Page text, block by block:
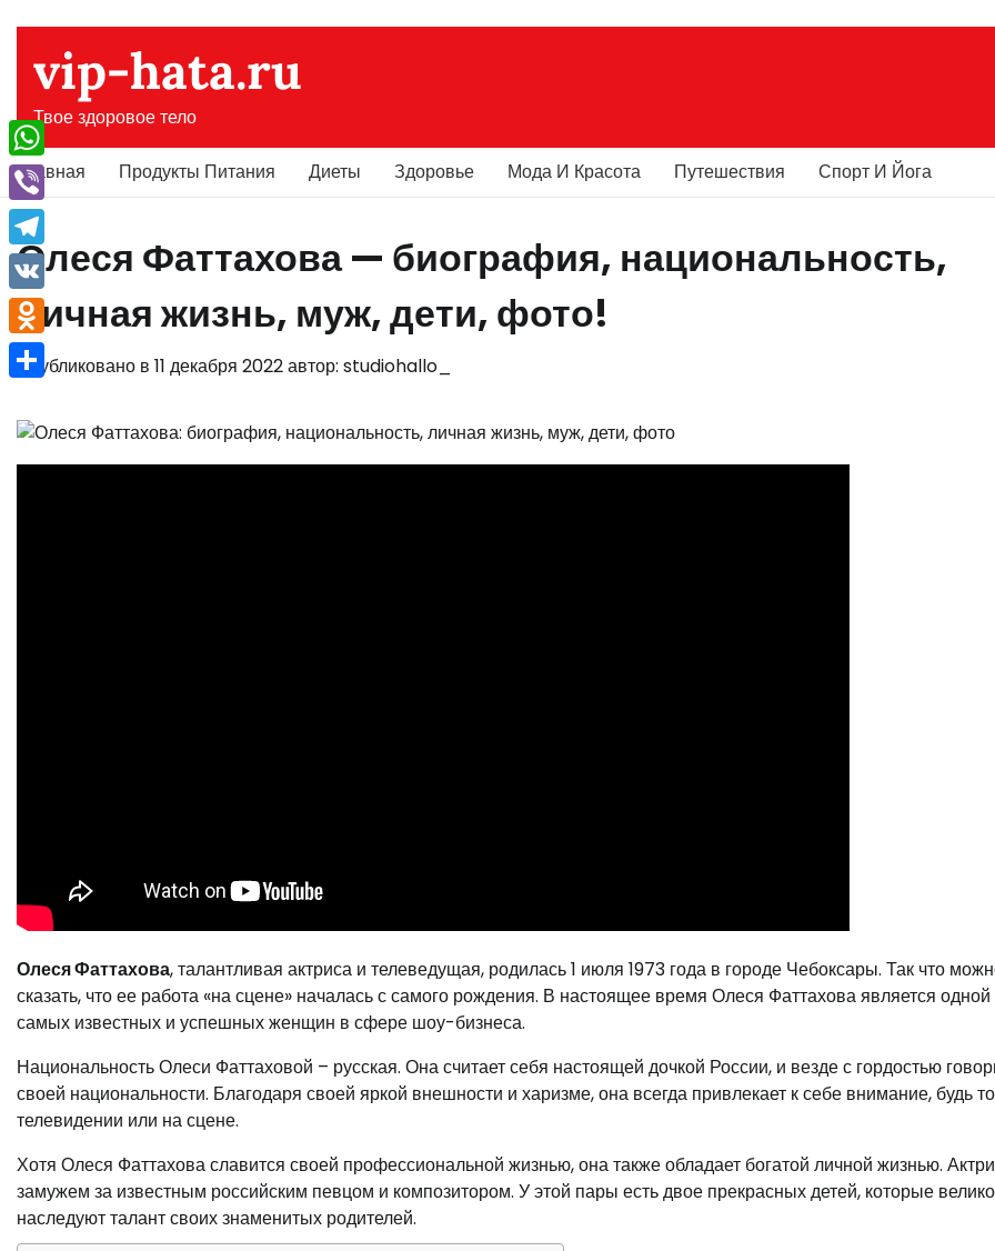
содержимому
vip-hata.ru
Твое здоровое тело
Главная Продукты Питания Диеты Здоровье Мода И Красота Путешествия Спорт И Йога
Олеся Фаттахова — биография, национальность,
личная жизнь, муж, дети, фото!
Опубликовано в 11 декабря 2022автор: studiohallo_
Олеся Фаттахова, талантливая актриса и телеведущая, родилась 1 июля 1973 года в городе Чебоксары. Так что
сказать, что ее работа «на сцене» началась с самого рождения. В настоящее время Олеся Фаттахова является одной
самых известных и успешных женщин в сфере шоу-бизнеса.
Национальность Олеси Фаттаховой – русская. Она считает себя настоящей дочкой России, и везде с гордостью
своей национальности. Благодаря своей яркой внешности и харизме, она всегда привлекает к себе внимание, будь
телевидении или на сцене.
Хотя Олеся Фаттахова славится своей профессиональной жизнью, она также обладает богатой личной жизнью.
замужем за известным российским певцом и композитором. У этой пары есть двое прекрасных детей, которые
наследуют талант своих знаменитых родителей.
WhatsApp
Viber
Telegram
VK
Odnoklassniki